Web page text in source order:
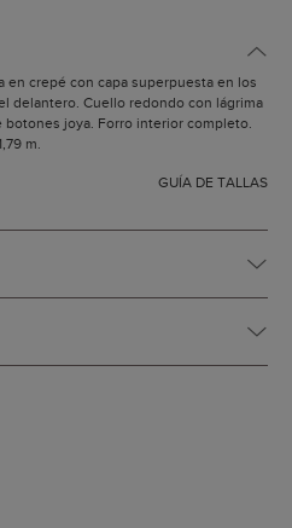
crepé con capa superpuesta en los
delantero. Cuello redondo con lágrima
joya. Forro interior completo.
m.
GUÍA DE TALLAS